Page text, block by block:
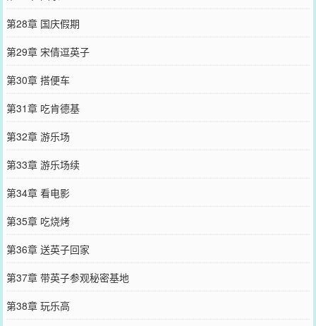
第28章 国庆假期
第29章 宋倩逗英子
第30章 搭便车
第31章 吃肯德基
第32章 游乐场
第33章 游乐场续
第34章 看电影
第35章 吃烧烤
第36章 送英子回家
第37章 带英子参观秘密基地
第38章 玩乐高